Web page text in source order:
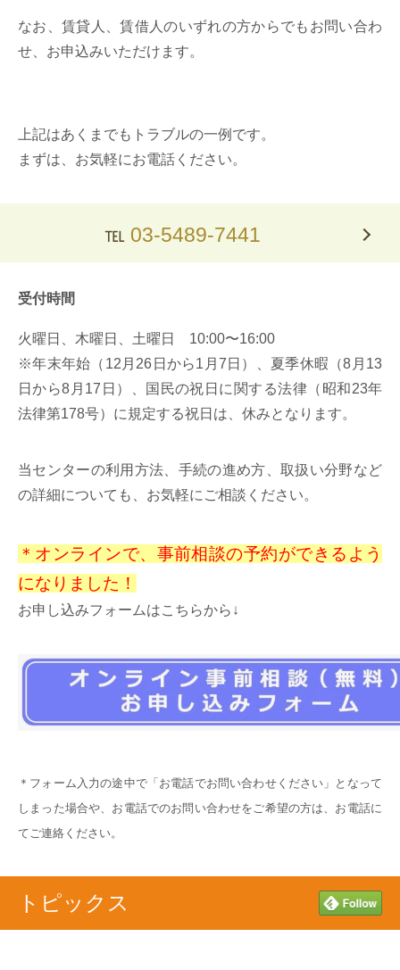
なお、賃貸人、賃借人のいずれの方からでもお問い合わ
せ、お申込みいただけます。
上記はあくまでもトラブルの一例です。
まずは、お気軽にお電話ください。
℡ 03-5489-7441
受付時間
火曜日、木曜日、土曜日 10:00〜16:00
※年末年始（12月26日から1月7日）、夏季休暇（8月13
日から8月17日）、国民の祝日に関する法律（昭和23年
法律第178号）に規定する祝日は、休みとなります。
当センターの利用方法、手続の進め方、取扱い分野など
の詳細についても、お気軽にご相談ください。
＊オンラインで、事前相談の予約ができるよう
になりました！
お申し込みフォームはこちらから↓
＊フォーム入力の途中で「お電話でお問い合わせください」となって
しまった場合や、お電話でのお問い合わせをご希望の方は、お電話に
てご連絡ください。
トピックス